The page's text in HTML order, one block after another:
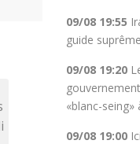
09/08 19:55
guide
09/08 19:20
«blanc-seing»
09/08 19:00